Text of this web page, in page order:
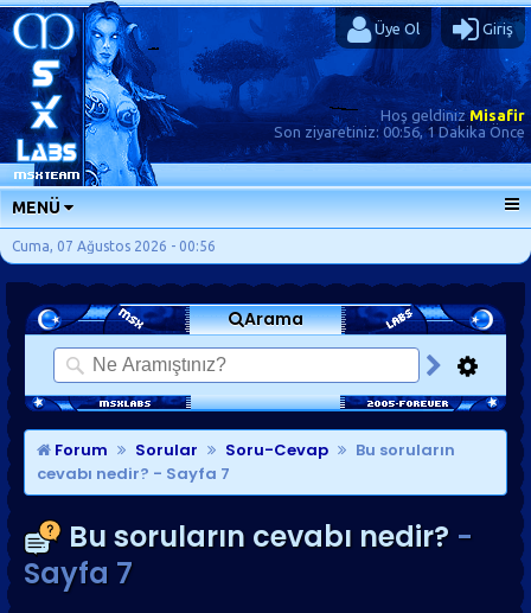
Üye Ol Giriş
Hoş geldinizMisafir
Son ziyaretiniz: 00:56, 1 Dakika Önce
MENÜ
ANA SAYFA
FORUMLAR
SORU-CEVAP
GÜNLÜKLER
SON MESAJLAR
KISAYOLLAR
Cuma, 07 Ağustos 2026 - 00:56
Arama
Forum Sorular Soru-Cevap
Bu soruların
cevabı nedir? - Sayfa 7
Bu soruların cevabı nedir? -
Sayfa 7